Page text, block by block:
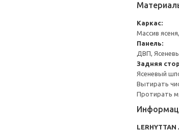
Каркас:
Массив
Панель:
ДВП,
Задняя
Ясеневый
Вытирать
Протирать